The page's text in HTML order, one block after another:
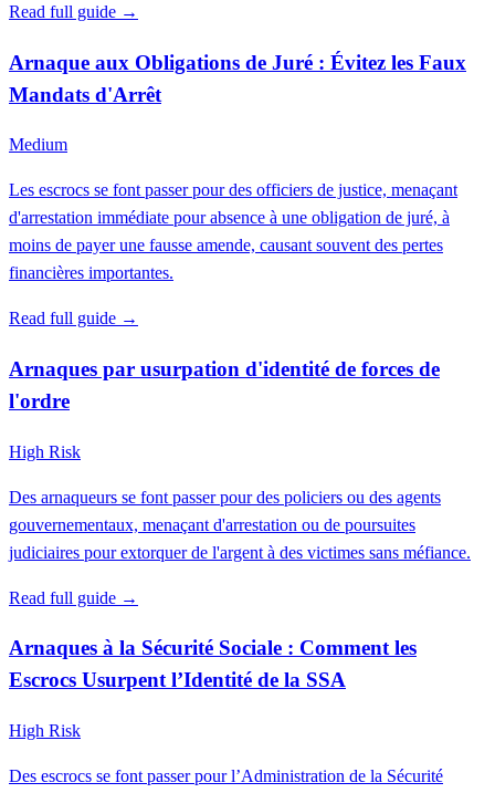
Read full guide →
Arnaque aux Obligations de Juré : Évitez les Faux
Mandats d'Arrêt
Medium
Les escrocs se font passer pour des officiers de justice, menaçant
d'arrestation immédiate pour absence à une obligation de juré, à
moins de payer une fausse amende, causant souvent des pertes
financières importantes.
Read full guide →
Arnaques par usurpation d'identité de forces de
l'ordre
High Risk
Des arnaqueurs se font passer pour des policiers ou des agents
gouvernementaux, menaçant d'arrestation ou de poursuites
judiciaires pour extorquer de l'argent à des victimes sans méfiance.
Read full guide →
Arnaques à la Sécurité Sociale : Comment les
Escrocs Usurpent l’Identité de la SSA
High Risk
Des escrocs se font passer pour l’Administration de la Sécurité